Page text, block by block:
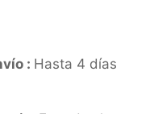
: Hasta 4 días